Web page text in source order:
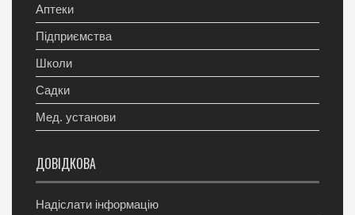
Аптеки
Підприємства
Школи
Садки
Мед. установи
ДОВІДКОВА
Надіслати інформацію